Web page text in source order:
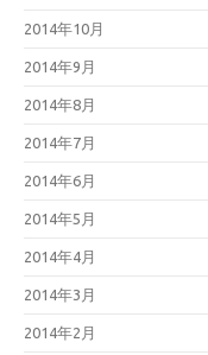
2014年10月
2014年9月
2014年8月
2014年7月
2014年6月
2014年5月
2014年4月
2014年3月
2014年2月